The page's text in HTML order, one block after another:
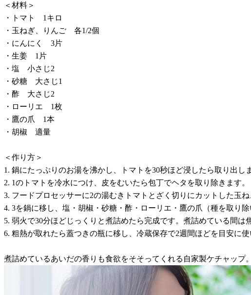
＜材料＞
・トマト 1キロ
・玉ねぎ、りんご 各1/2個
・にんにく 3片
・生姜 1片
・塩 小さじ2
・砂糖 大さじ1
・酢 大さじ2
・ローリエ 1枚
・鷹の爪 1本
・胡椒 適量
＜作り方＞
1. 鍋にたっぷりのお湯を沸かし、トマトを30秒ほど浸したら取り出し
2. 1のトマトを冷水につけ、皮をむいたら包丁でヘタを取り除きます。
3. フードプロセッサーに2の湯むきトマトとざく切りにカットした玉
4. 3を鍋に移し、塩・胡椒・砂糖・酢・ローリエ・鷹の爪（種を取り
5. 弱火で30分ほどじっくりと煮詰めたら完成です。煮詰めている間は
6. 粗熱が取れたら蓋つきの瓶に移し、冷蔵保存で2週間ほどを目安に使
煮詰めているあいだの香りも食欲をそそってくれる自家製ケチャップ